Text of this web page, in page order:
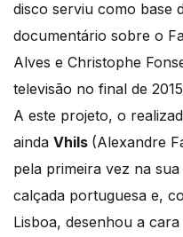
disco serviu como base
documentário sobre o
Alves e Christophe
televisão no final de
A este projeto, o
ainda Vhils (Alexandre
pela primeira vez na
calçada portuguesa e,
Lisboa, desenhou a